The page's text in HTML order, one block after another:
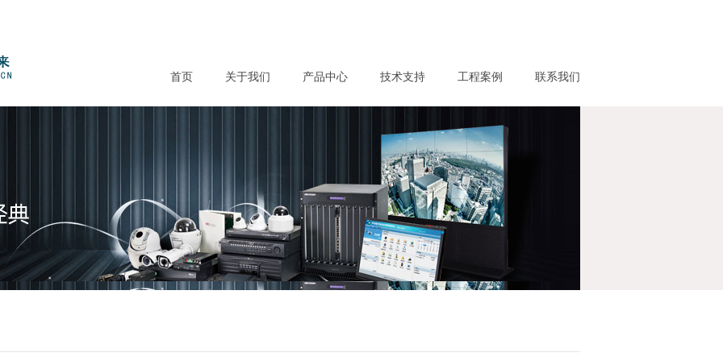
首页 关于我们 产品中心 技术支持 工程案例 联系我们